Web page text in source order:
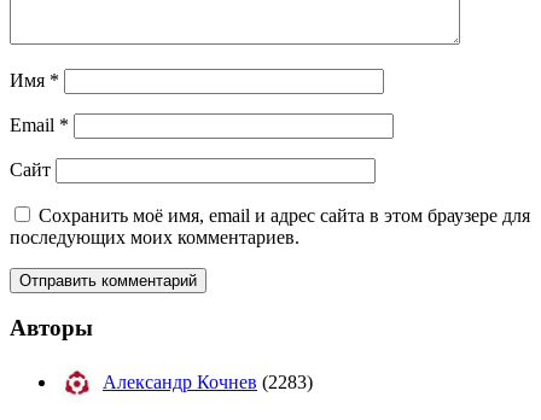
Имя *
Email *
Сайт
Сохранить моё имя, email и адрес сайта в этом браузере для
последующих моих комментариев.
Авторы
Александр Кочнев (2283)